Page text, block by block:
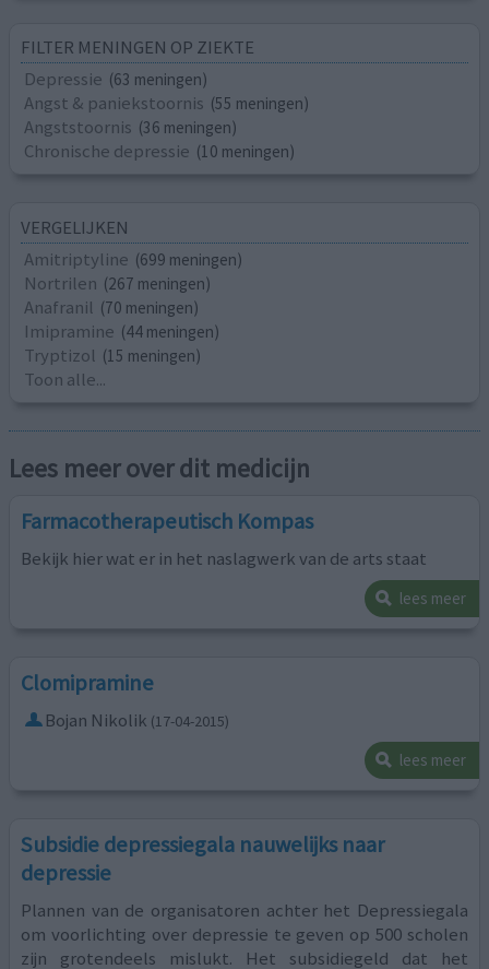
FILTER MENINGEN OP ZIEKTE
Depressie (63 meningen)
Angst & paniekstoornis (55 meningen)
Angststoornis (36 meningen)
Chronische depressie (10 meningen)
VERGELIJKEN
Amitriptyline (699 meningen)
Nortrilen (267 meningen)
Anafranil (70 meningen)
Imipramine (44 meningen)
Tryptizol (15 meningen)
Toon alle...
Lees meer over dit medicijn
Farmacotherapeutisch Kompas
Bekijk hier wat er in het naslagwerk van de arts staat
lees meer
Clomipramine
Bojan Nikolik (17-04-2015)
lees meer
Subsidie depressiegala nauwelijks naar
depressie
Plannen van de organisatoren achter het Depressiegala
om voorlichting over depressie te geven op 500 scholen
zijn grotendeels mislukt. Het subsidiegeld dat het